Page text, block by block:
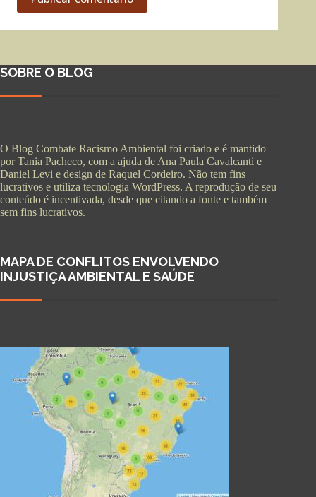
SOBRE O BLOG
O Blog Combate Racismo Ambiental foi criado e é mantido
por Tania Pacheco, com a ajuda de Ana Paula Cavalcanti e
Daniel Levi e design de Raquel Cordeiro. Não tem fins
lucrativos e utiliza tecnologia WordPress. A reprodução de seu
conteúdo é incentivada, desde que citando a fonte e também
sem fins lucrativos.
MAPA DE CONFLITOS ENVOLVENDO
INJUSTIÇA AMBIENTAL E SAÚDE